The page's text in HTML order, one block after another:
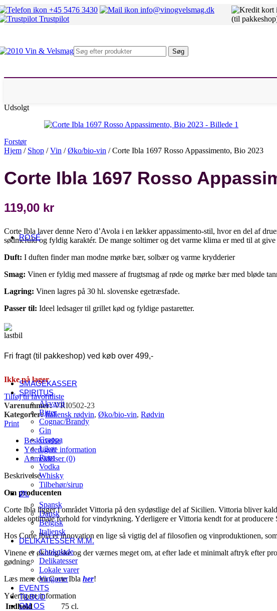
+45 5476 3430
info@vinogvelsmag.dk
Trustpilot
(til
Søg
Rheingau
Fransk hvidvin
Bourgogne
Chablis
Alto Adige
Marche
Sicilien
Umbrien
Andre lande
Chile
USA
ROSÉ
Alsace
Languedoc-Roussillon
Italiensk rosé
Umbrien
Spanien
SMAGEKASSER
SPIRITUS
Akvavit
Bitter
Cognac/Brandy
Gin
Grappa
Likør
Rom
Vodka
Whisky
Tilbehør/sirup
ØL
Spansk
Dansk
Belgisk
Italiensk
DELIKATESSER M.M.
Chokolade
Delikatesser
Lokale varer
Vingaver
EVENTS
TILBUD
OM OS
Udsolgt
Forstør
Hjem / Shop /Vin /Øko/bio-vin /Corte Ibla 1697 Rosso Appassimento, Bio 2023
Corte Ibla 1697 Rosso
119,00 kr
Corte Ibla laver denne Nero d’Avola i en lækker appassimento-stil, hvor en del af
sødmefuld og fyldig karaktér. De mange soltimer og det varme klima er med til at
Duft: I duften finder man modne mørke bær, solbær og varme krydderier
Smag: Vinen er fyldig med massere af frugtsmag af røde og mørke bær med bløde
Lagring: Vinen lagres på 30 hl. slovenske egetræsfade.
Passer til: Ideel ledsager til grillet kød og fyldige pastaretter.
Fri fragt (til pakkeshop) ved køb over 499,-
Ikke på lager
Tilføj til favoritliste
Varenummer:VRI0502-23
Kategorier: Italiensk rødvin, Øko/bio-vin, Rødvin
Print
Beskrivelse
Yderligere information
Anmeldelser (0)
Beskrivelse
Om producenten
Corte Ibla ligger i området Vittoria på den sydøstlige del af Sicilien. Vittoria bliver
aldeles optimale forhold for vindyrkning. Yderligere er Vittoria kendt for at
Hos Corte Ibla er innovation en lige så vigtig del af filosofien og vinproduktionen,
Vinene er økologiske og der værnes meget om, at efter lade et minimalt aftryk efter
gødning.
Læs mere om Corte Ibla her!
Yderligere information
Indhold
75 cl.